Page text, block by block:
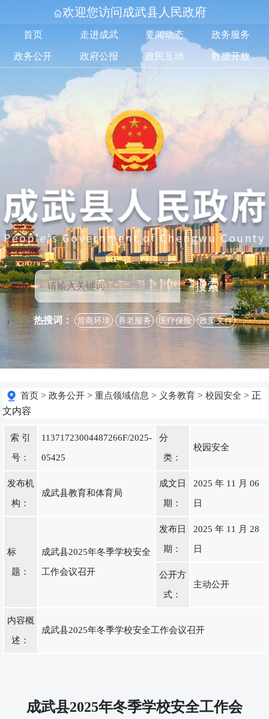
欢迎您访问成武县人民政府
首页 走进成武 要闻动态 政务服务
政务公开 政府公报 政民互动 数据开放
搜索
热搜词： 营商环境 养老服务 医疗保险 政策文件
首页 >政务公开 >重点领域信息 > 义务教育 >校园安全 > 正
文内容
索 引
号：
11371723004487266F/2025-
05425
分
类：
校园安全
发布机
构：
成武县教育和体育局
成文日
期：
2025 年 11 月 06
日
标
题：
成武县2025年冬季学校安全
工作会议召开
发布日
期：
2025 年 11 月 28
日
公开方
式：
主动公开
内容概
述：
成武县2025年冬季学校安全工作会议召开
成武县2025年冬季学校安全工作会